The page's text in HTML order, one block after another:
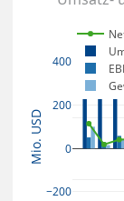
−200
0
200
400
Mio. USD